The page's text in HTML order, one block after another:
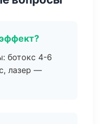
ботокс 4-6
лазер —